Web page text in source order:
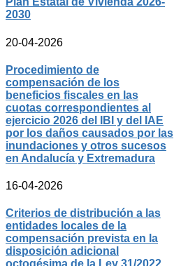
2030
20-04-2026
Procedimiento de
compensación de los
beneficios fiscales en las
cuotas correspondientes al
ejercicio 2026 del IBI y del IAE
por los daños causados por las
inundaciones y otros sucesos
en Andalucía y Extremadura
16-04-2026
Criterios de distribución a las
entidades locales de la
compensación prevista en la
disposición adicional